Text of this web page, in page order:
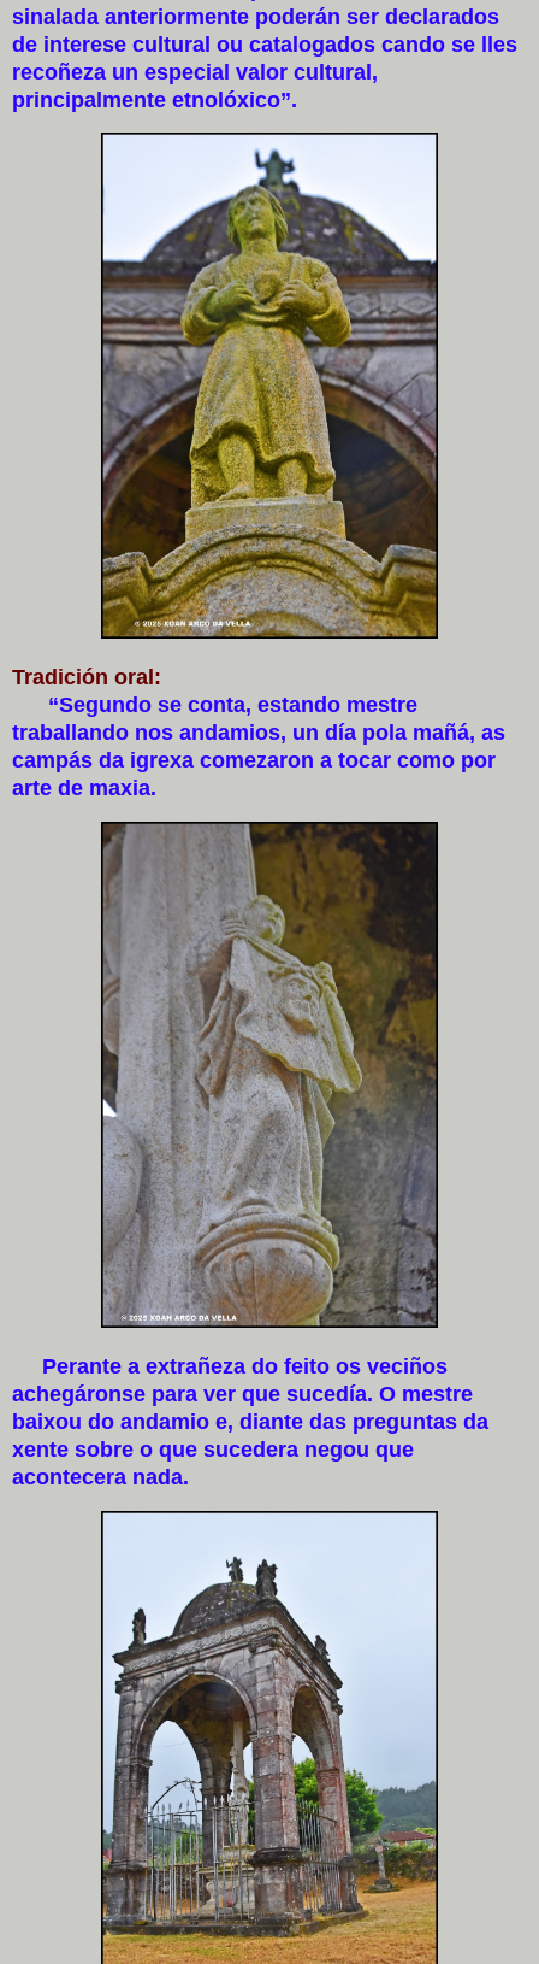
sinalada anteriormente poderán ser declarados
de interese cultural ou catalogados cando se lles
recoñeza un especial valor cultural,
principalmente etnolóxico”.
Tradición oral:
“Segundo se conta, estando mestre
traballando nos andamios, un día pola mañá, as
campás da igrexa comezaron a tocar como por
arte de maxia.
Perante a extrañeza do feito os veciños
achegáronse para ver que sucedía. O mestre
baixou do andamio e, diante das preguntas da
xente sobre o que sucedera negou que
acontecera nada.